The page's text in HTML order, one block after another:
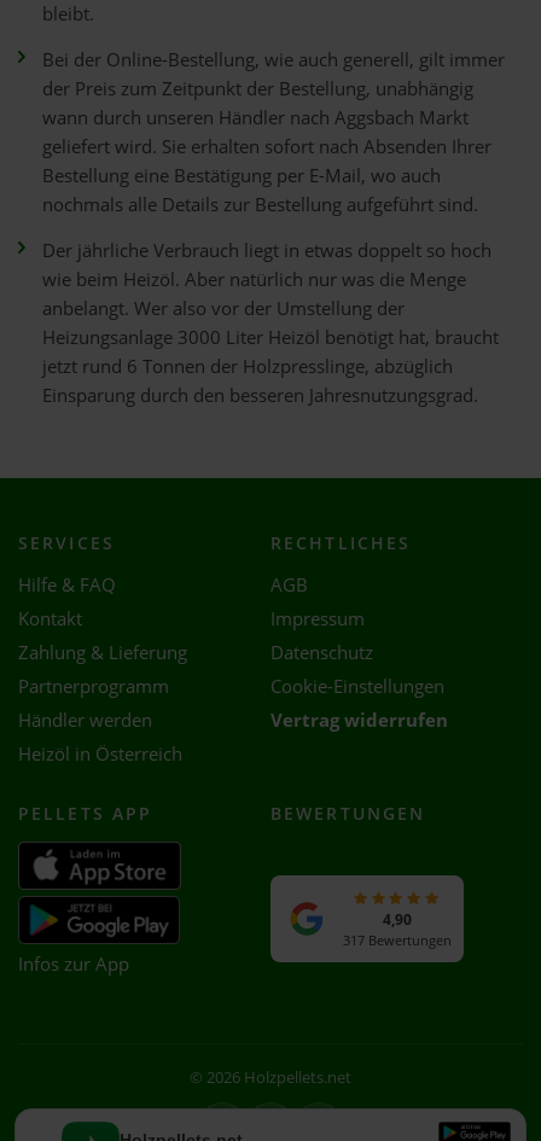
bleibt.
Bei der Online-Bestellung, wie auch generell, gilt immer
der Preis zum Zeitpunkt der Bestellung, unabhängig
wann durch unseren Händler nach Aggsbach Markt
geliefert wird. Sie erhalten sofort nach Absenden Ihrer
Bestellung eine Bestätigung per E-Mail, wo auch
nochmals alle Details zur Bestellung aufgeführt sind.
Der jährliche Verbrauch liegt in etwas doppelt so hoch
wie beim Heizöl. Aber natürlich nur was die Menge
anbelangt. Wer also vor der Umstellung der
Heizungsanlage 3000 Liter Heizöl benötigt hat, braucht
jetzt rund 6 Tonnen der Holzpresslinge, abzüglich
Einsparung durch den besseren Jahresnutzungsgrad.
SERVICES
Hilfe & FAQ
Kontakt
Zahlung & Lieferung
Partnerprogramm
Händler werden
Heizöl in Österreich
RECHTLICHES
AGB
Impressum
Datenschutz
Cookie-Einstellungen
Vertrag widerrufen
PELLETS APP
Infos zur App
BEWERTUNGEN
4,90
317 Bewertungen
© 2026 Holzpellets.net
Facebook